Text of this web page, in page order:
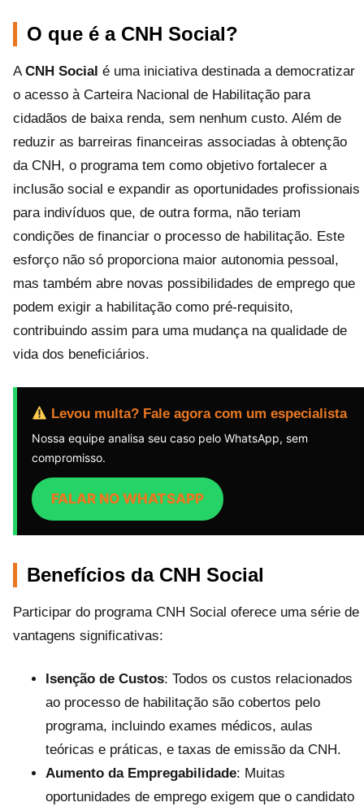
O que é a CNH Social?
ACNH Social é uma iniciativa destinada a democratizar
o acesso à Carteira Nacional de Habilitação para
cidadãos de baixa renda, sem nenhum custo. Além de
reduzir as barreiras financeiras associadas à obtenção
da CNH, o programa tem como objetivo fortalecer a
inclusão social e expandir as oportunidades profissionais
para indivíduos que, de outra forma, não teriam
condições de financiar o processo de habilitação. Este
esforço não só proporciona maior autonomia pessoal,
mas também abre novas possibilidades de emprego que
podem exigir a habilitação como pré-requisito,
contribuindo assim para uma mudança na qualidade de
vida dos beneficiários.
Levou multa? Fale agora com um especialista
Nossa equipe analisa seu caso pelo WhatsApp, sem
compromisso.
FALAR NO WHATSAPP
Benefícios da CNH Social
Participar do programa CNH Social oferece uma série de
vantagens significativas:
Isenção de Custos: Todos os custos relacionados
ao processo de habilitação são cobertos pelo
programa, incluindo exames médicos, aulas
teóricas e práticas, e taxas de emissão da CNH.
Aumento da Empregabilidade: Muitas
oportunidades de emprego exigem que o candidato